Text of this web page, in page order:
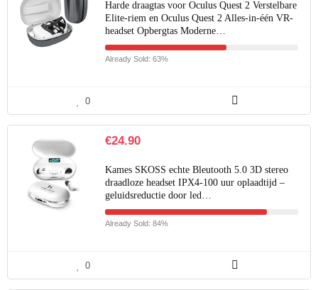
Harde draagtas voor Oculus Quest 2 Verstelbare
Elite-riem en Oculus Quest 2 Alles-in-één VR-
headset Opbergtas Moderne…
Already Sold: 63%
0
€24.90
Kames SKOSS echte Bleutooth 5.0 3D stereo
draadloze headset IPX4-100 uur oplaadtijd –
geluidsreductie door led…
Already Sold: 84%
0